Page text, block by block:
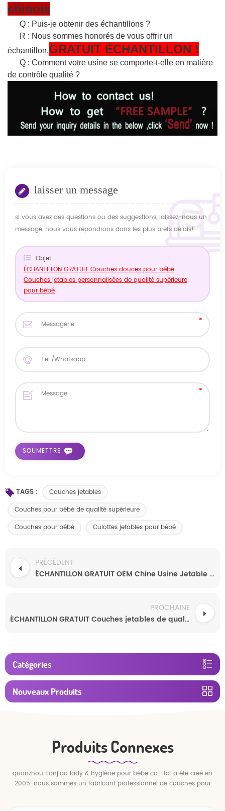
chinois
Q : Puis-je obtenir des échantillons ?
R : Nous sommes honorés de vous offrir un
échantillon.GRATUIT ÉCHANTILLON !
Q : Comment votre usine se comporte-t-elle en matière
de contrôle qualité ?
laisser un message
si vous avez des questions ou des suggestions, laissez-nous un
message, nous vous répondrons dans les plus brefs délais!
Objet :
ÉCHANTILLON GRATUIT Couches douces pour bébé
Couches jetables personnalisées de qualité supérieure
pour bébé
TAGS :
Couches jetables
Couches pour bébé de qualité supérieure
Couches pour bébé
Culottes jetables pour bébé
PRÉCÉDENT
ÉCHANTILLON GRATUIT OEM Chine Usine Jetable Pas Cher En Gros Personnalisé Couches Bébé Pantalon Meilleur Prix Fabricant
PROCHAINE
ÉCHANTILLON GRATUIT Couches jetables de qualité pour bébé Culottes pour bébé biologiques douces pour la peau Culottes pour bébé
Catégories
Nouveaux Produits
Produits Connexes
quanzhou tianjiao lady & hygiène pour bébé co., ltd. a été créé en
2005. nous sommes un fabricant professionnel de couches pour